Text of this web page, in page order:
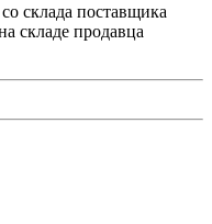
склада поставщика
складе продавца